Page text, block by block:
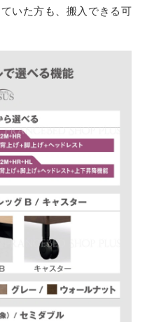
いた方も、搬入できる可